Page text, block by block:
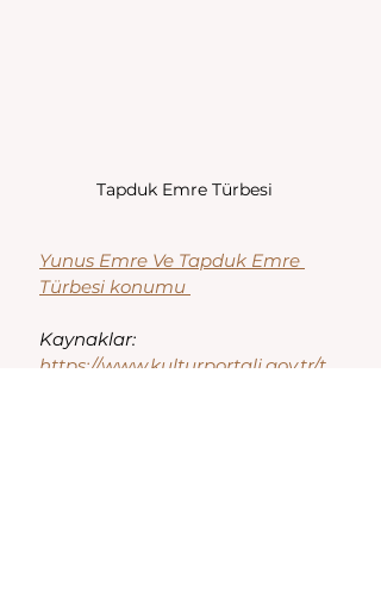
Tapduk Emre Türbesi
Yunus Emre Ve Tapduk Emre
Türbesi konumu
Kaynaklar:
https://www.kulturportali.gov.tr/t